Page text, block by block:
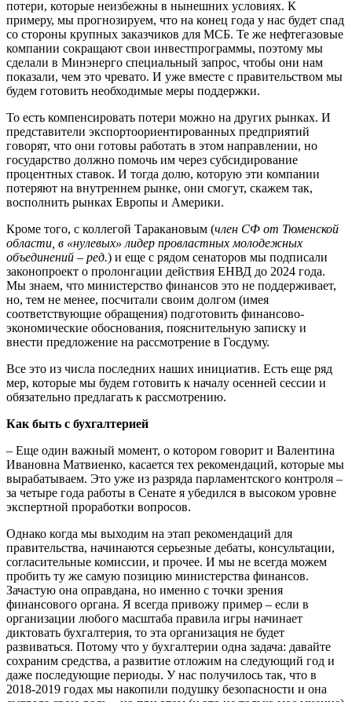
потери, которые неизбежны в нынешних условиях. К
примеру, мы прогнозируем, что на конец года у нас будет спад
со стороны крупных заказчиков для МСБ. Те же нефтегазовые
компании сокращают свои инвестпрограммы, поэтому мы
сделали в Минэнерго специальный запрос, чтобы они нам
показали, чем это чревато. И уже вместе с правительством мы
будем готовить необходимые меры поддержки.
То есть компенсировать потери можно на других рынках. И
представители экспортоориентированных предприятий
говорят, что они готовы работать в этом направлении, но
государство должно помочь им через субсидирование
процентных ставок. И тогда долю, которую эти компании
потеряют на внутреннем рынке, они смогут, скажем так,
восполнить рынках Европы и Америки.
Кроме того, с коллегой Таракановым (член СФ от Тюменской
области, в «нулевых» лидер провластных молодежных
объединений – ред.) и еще с рядом сенаторов мы подписали
законопроект о пролонгации действия ЕНВД до 2024 года.
Мы знаем, что министерство финансов это не поддерживает,
но, тем не менее, посчитали своим долгом (имея
соответствующие обращения) подготовить финансово-
экономические обоснования, пояснительную записку и
внести предложение на рассмотрение в Госдуму.
Все это из числа последних наших инициатив. Есть еще ряд
мер, которые мы будем готовить к началу осенней сессии и
обязательно предлагать к рассмотрению.
Как быть с бухгалтерией
– Еще один важный момент, о котором говорит и Валентина
Ивановна Матвиенко, касается тех рекомендаций, которые мы
вырабатываем. Это уже из разряда парламентского контроля –
за четыре года работы в Сенате я убедился в высоком уровне
экспертной проработки вопросов.
Однако когда мы выходим на этап рекомендаций для
правительства, начинаются серьезные дебаты, консультации,
согласительные комиссии, и прочее. И мы не всегда можем
пробить ту же самую позицию министерства финансов.
Зачастую она оправдана, но именно с точки зрения
финансового органа. Я всегда привожу пример – если в
организации любого масштаба правила игры начинает
диктовать бухгалтерия, то эта организация не будет
развиваться. Потому что у бухгалтерии одна задача: давайте
сохраним средства, а развитие отложим на следующий год и
даже последующие периоды. У нас получилось так, что в
2018-2019 годах мы накопили подушку безопасности и она